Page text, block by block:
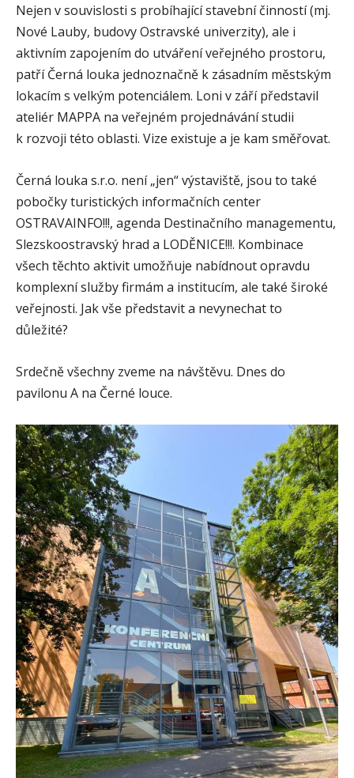
Nejen v souvislosti s probíhající stavební činností (mj.
Nové Lauby, budovy Ostravské univerzity), ale i
aktivním zapojením do utváření veřejného prostoru,
patří Černá louka jednoznačně k zásadním městským
lokacím s velkým potenciálem. Loni v září představil
ateliér MAPPA na veřejném projednávání studii
k rozvoji této oblasti. Vize existuje a je kam směřovat.
Černá louka s.r.o. není „jen“ výstaviště, jsou to také
pobočky turistických informačních center
OSTRAVAINFO!!!, agenda Destinačního managementu,
Slezskoostravský hrad a LODĚNICE!!!. Kombinace
všech těchto aktivit umožňuje nabídnout opravdu
komplexní služby firmám a institucím, ale také široké
veřejnosti. Jak vše představit a nevynechat to
důležité?
Srdečně všechny zveme na návštěvu. Dnes do
pavilonu A na Černé louce.